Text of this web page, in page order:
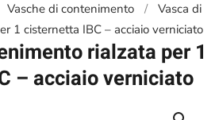
Vasche di contenimento
Vasca di
1 cisternetta IBC – acciaio verniciato
rialzata per 1
– acciaio verniciato